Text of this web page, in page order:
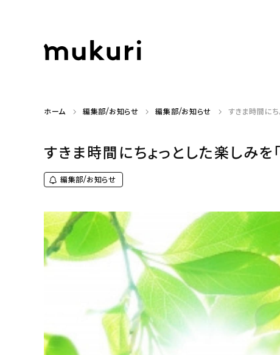
ホーム 編集部/お知らせ 編集部/お知らせ すきま時間にち
すきま時間にちょっとした楽しみを「
編集部/お知らせ